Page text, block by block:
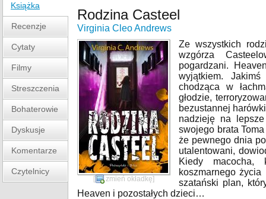
Książka
Recenzje
Cytaty
Filmy
Streszczenia
Bohaterowie
Dyskusje
Komentarze
Czytelnicy
Rodzina Casteel
Virginia Cleo Andrews
[ zmień okładkę]
Ze wszystkich
wzgórza
pogardzani.
wyjątkiem.
chodząca w
głodzie,
bezustannej
nadzieję na
swojego brata
że pewnego dnia
utalentowani,
Kiedy
koszmarnego
szatański plan,
Heaven i pozostałych dzieci…